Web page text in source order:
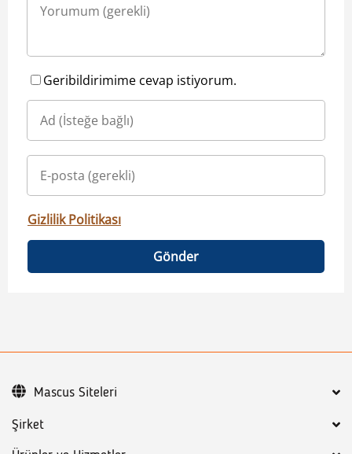
Geribildirimime cevap istiyorum.
Gizlilik Politikası
Gönder
Şirket
Mascus Siteleri